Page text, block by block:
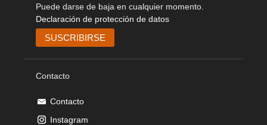
Puede darse de baja en cualquier momento.
Declaración de protección de datos
Contacto
Contacto
Instagram